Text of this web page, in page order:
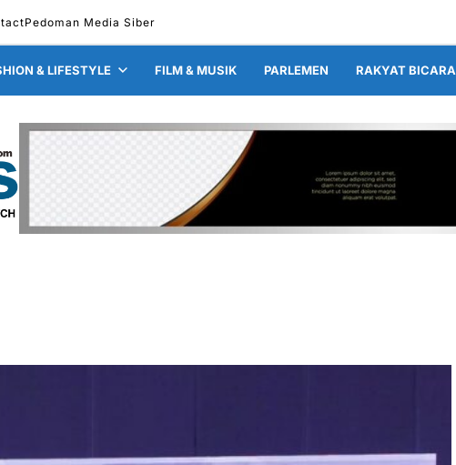
Pedoman Media Siber
& LIFESTYLE FILM & MUSIK PARLEMEN RAKYAT BICARA